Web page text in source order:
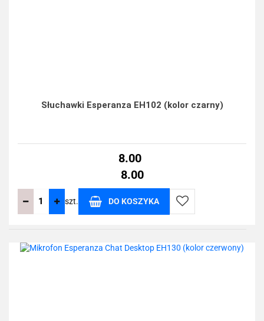
Słuchawki Esperanza EH102 (kolor czarny)
8.00
8.00
szt. DO KOSZYKA
Do
przechowalni